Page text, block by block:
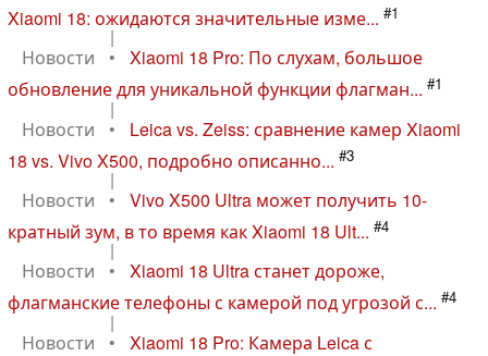
Xiaomi 18: ожидаются значительные изме... #1
|
Новости
•
Xiaomi 18 Pro: По слухам, большое
обновление для уникальной функции флагман... #1
|
Новости
•
Leica vs. Zeiss: сравнение камер Xiaomi
18 vs. Vivo X500, подробно описанно... #3
|
Новости
•
Vivo X500 Ultra может получить 10-
кратный зум, в то время как Xiaomi 18 Ult... #4
|
Новости
•
Xiaomi 18 Ultra станет дороже,
флагманские телефоны с камерой под угрозой с... #4
|
Новости
•
Xiaomi 18 Pro: Камера Leica с